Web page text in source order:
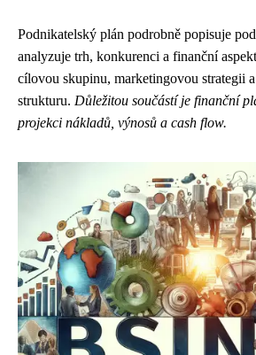
Podnikatelský plán podrobně popisuje
analyzuje trh, konkurenci a finanční
cílovou skupinu, marketingovou strategii
strukturu. Důležitou součástí je finanční
projekci nákladů, výnosů a cash flow.